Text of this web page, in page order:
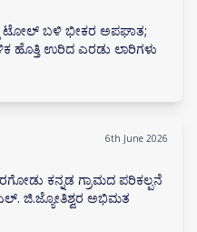
ಟೋಲ್ ಬಳಿ ಭೀಕರ ಅಪಘಾತ;
ಹೊತ್ತಿ ಉರಿದ ಎರಡು ಲಾರಿಗಳು
6th June 2026
ಕನ್ನಡ ಗ್ರಾಮದ ಪರಿಕಲ್ಪನೆ
ಜಿ.ಜ್ಯೋತಿಶ್ವರ ಅಭಿಮತ